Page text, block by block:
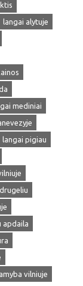
langai alytuje
mediniai
langai pigiau
apdaila
vilniuje